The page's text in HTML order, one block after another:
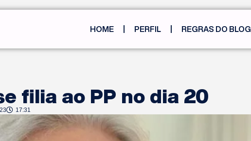
HOME PERFIL REGRAS DO BLOG
filia ao PP no dia 20
17:31